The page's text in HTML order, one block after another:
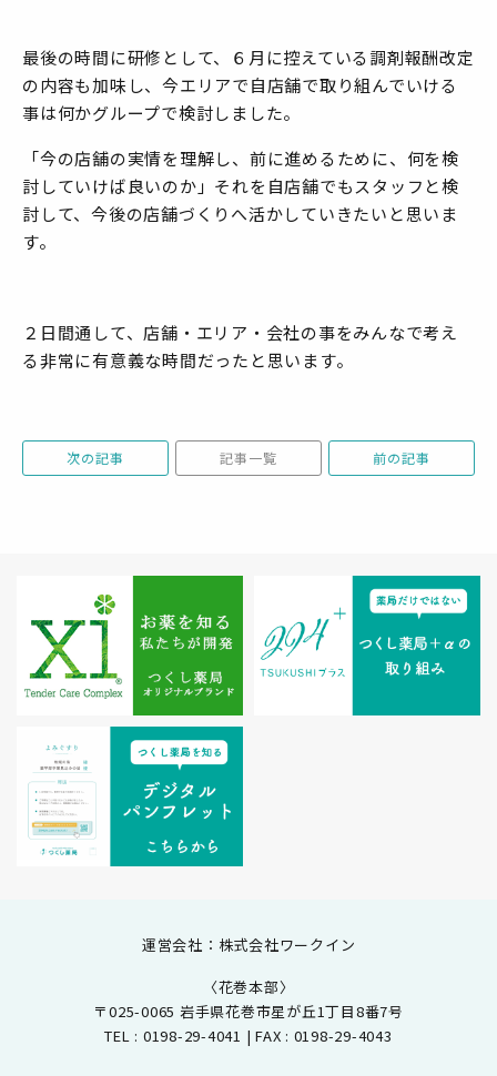
最後の時間に研修として、６月に控えている調剤報酬改定
の内容も加味し、今エリアで自店舗で取り組んでいける
事は何かグループで検討しました。
「今の店舗の実情を理解し、前に進めるために、何を検
討していけば良いのか」それを自店舗でもスタッフと検
討して、今後の店舗づくりへ活かしていきたいと思いま
す。
２日間通して、店舗・エリア・会社の事をみんなで考え
る非常に有意義な時間だったと思います。
次の記事 記事一覧 前の記事
運営会社：株式会社ワークイン
〈花巻本部〉
〒025-0065 岩手県花巻市星が丘1丁目8番7号
TEL : 0198-29-4041 | FAX : 0198-29-4043